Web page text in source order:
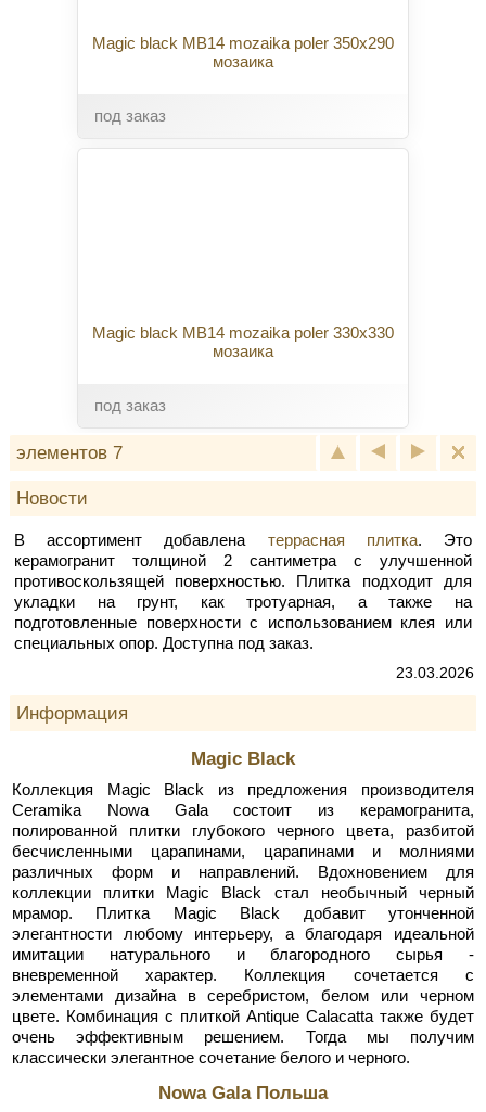
Magic black MB14 mozaika poler 350x290
мозаика
под заказ
Magic black MB14 mozaika poler 330x330
мозаика
под заказ
элементов 7
Новости
В ассортимент добавлена террасная плитка. Это
керамогранит толщиной 2 сантиметра с улучшенной
противоскользящей поверхностью. Плитка подходит для
укладки на грунт, как тротуарная, а также на
подготовленные поверхности с использованием клея или
специальных опор. Доступна под заказ.
23.03.2026
Информация
Magic Black
Коллекция Magic Black из предложения производителя
Ceramika Nowa Gala состоит из керамогранита,
полированной плитки глубокого черного цвета, разбитой
бесчисленными царапинами, царапинами и молниями
различных форм и направлений. Вдохновением для
коллекции плитки Magic Black стал необычный черный
мрамор. Плитка Magic Black добавит утонченной
элегантности любому интерьеру, а благодаря идеальной
имитации натурального и благородного сырья -
вневременной характер. Коллекция сочетается с
элементами дизайна в серебристом, белом или черном
цвете. Комбинация с плиткой Antique Calacatta также будет
очень эффективным решением. Тогда мы получим
классически элегантное сочетание белого и черного.
Nowa Gala Польша